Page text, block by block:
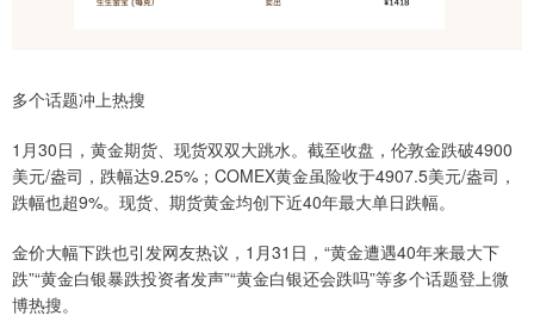
多个话题冲上热搜
1月30日，黄金期货、现货双双大跳水。截至收盘，伦敦金跌破4900
美元/盎司，跌幅达9.25%；COMEX黄金虽险收于4907.5美元/盎司，
跌幅也超9%。现货、期货黄金均创下近40年最大单日跌幅。
金价大幅下跌也引发网友热议，1月31日，“黄金遭遇40年来最大下
跌”“黄金白银暴跌投资者发声”“黄金白银还会跌吗”等多个话题登上微
博热搜。